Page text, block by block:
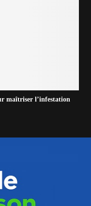
maîtriser l’infestation